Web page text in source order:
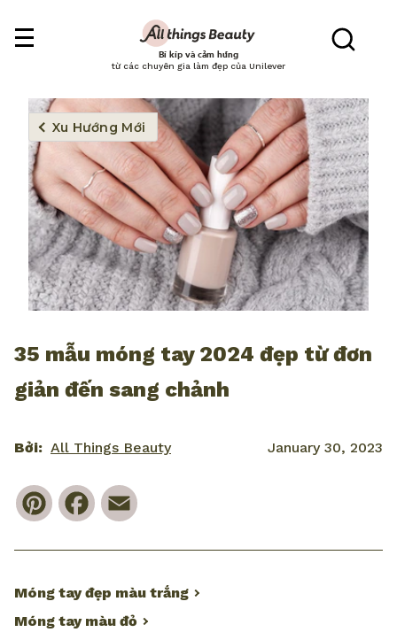
Bí kíp và cảm hứng
từ các chuyên gia làm đẹp của Unilever
Xu Hướng Mới
35 mẫu móng tay 2024 đẹp từ đơn
giản đến sang chảnh
Bởi: All Things Beauty January 30, 2023
PinterestFacebook
Móng tay đẹp màu trắng
Móng tay màu đỏ